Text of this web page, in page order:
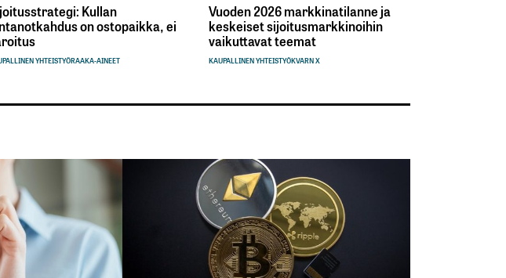
Kullan
on ostopaikka, ei
YHTEISTYÖRAAKA-AINEET
Vuoden 2026 markkinatilanne ja
keskeiset sijoitusmarkkinoihin
vaikuttavat teemat
KAUPALLINEN YHTEISTYÖKVARN X